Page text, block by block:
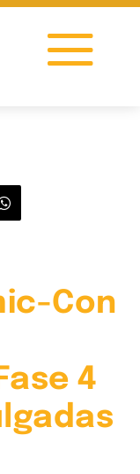
Con
4